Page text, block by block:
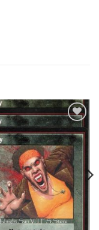
Add to
wishlist